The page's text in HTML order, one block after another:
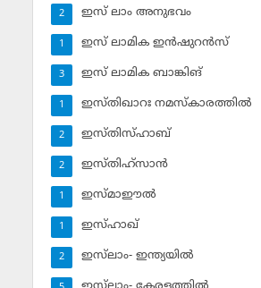
ഇസ് ലാം അനുഭവം
2
ഇസ് ലാമിക ഇന്‍ഷുറന്‍സ്‌
1
ഇസ് ലാമിക ബാങ്കിങ്‌
3
ഇസ്തിഖാറഃ നമസ്‌കാരത്തില്‍
1
ഇസ്തിസ്ഹാബ്
2
ഇസ്തിഹ്‌സാന്‍
2
ഇസ്മാഈല്‍
1
ഇസ്ഹാഖ്‌
1
ഇസ്‌ലാം- ഇന്ത്യയില്‍
2